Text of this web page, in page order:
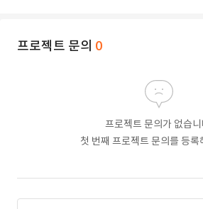
프로젝트 문의 0
프로젝트 문의가 없습니
첫 번째 프로젝트 문의를 등록